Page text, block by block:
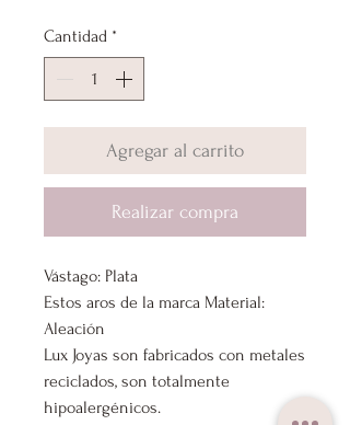
Cantidad *
Agregar al carrito
Realizar compra
Vástago: Plata
Estos aros de la marca Material:
Aleación
Lux Joyas son fabricados con metales
reciclados, son totalmente
hipoalergénicos.